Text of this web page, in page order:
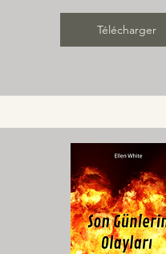
Télécharger